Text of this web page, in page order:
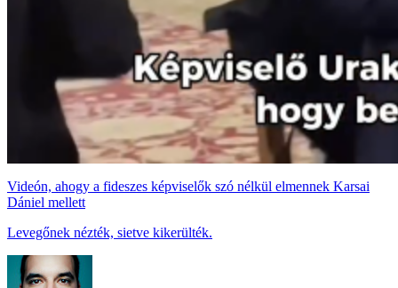
Videón, ahogy a fideszes képviselők szó nélkül elmennek Karsai
Dániel mellett
Levegőnek nézték, sietve kikerülték.